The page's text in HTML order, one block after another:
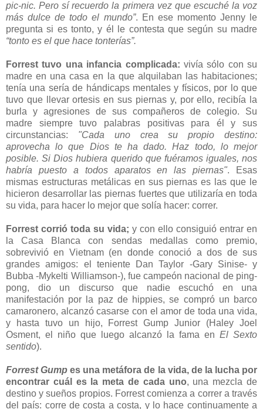
pic-nic. Pero sí recuerdo la primera vez que escuché la voz
más dulce de todo el mundo”. En ese momento Jenny le
pregunta si es tonto, y él le contesta que según su madre
“tonto es el que hace tonterías”.
Forrest tuvo una infancia complicada: vivía sólo con su
madre en una casa en la que alquilaban las habitaciones;
tenía una sería de hándicaps mentales y físicos, por lo que
tuvo que llevar ortesis en sus piernas y, por ello, recibía la
burla y agresiones de sus compañeros de colegio. Su
madre siempre tuvo palabras positivas para él y sus
circunstancias: "Cada uno crea su propio destino:
aprovecha lo que Dios te ha dado. Haz todo, lo mejor
posible. Si Dios hubiera querido que fuéramos iguales, nos
habría puesto a todos aparatos en las piernas". Esas
mismas estructuras metálicas en sus piernas es las que le
hicieron desarrollar las piernas fuertes que utilizaría en toda
su vida, para hacer lo mejor que solía hacer: correr.
Forrest corrió toda su vida; y con ello consiguió entrar en
la Casa Blanca con sendas medallas como premio,
sobrevivió en Vietnam (en donde conoció a dos de sus
grandes amigos: el teniente Dan Taylor -Gary Sinise- y
Bubba -Mykelti Williamson-), fue campeón nacional de ping-
pong, dio un discurso que nadie escuchó en una
manifestación por la paz de hippies, se compró un barco
camaronero, alcanzó casarse con el amor de toda una vida,
y hasta tuvo un hijo, Forrest Gump Junior (Haley Joel
Osment, el niño que luego alcanzó la fama en El Sexto
sentido).
Forrest Gump es una metáfora de la vida, de la lucha por
encontrar cuál es la meta de cada uno, una mezcla de
destino y sueños propios. Forrest comienza a correr a través
del país: corre de costa a costa, y lo hace continuamente a